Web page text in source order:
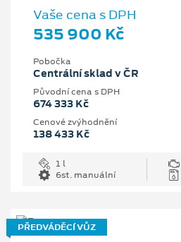
Vaše cena s DPH
535 900 Kč
Pobočka
Centrální sklad v ČR
Původní cena s DPH
674 333 Kč
Cenové zvýhodnění
138 433 Kč
1 l
6st. manuální
PŘEDVÁDĚCÍ VŮZ